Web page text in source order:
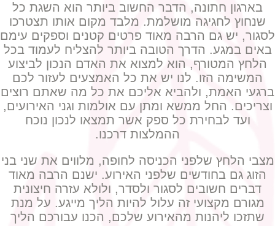
בארגון חתונה, הדבר החשוב ביותר הוא השגת כל
שנחוץ לחגיגה מושלמת. מלבד מקום אותו תצטרכו
לסגור, יש גם הרבה מאוד פרטים קטנים וספקים עימם
באים במגע. הדרך הטובה ביותר להצליח לעמוד בכל
הלחץ המטורף, הוא למצוא את האדם הנכון לביצוע
המשימה הזו. לנו יש את כל האמצעים לעזור לכם
ברגעי האמת, ולהביא אליכם את כל מה שאתם רוצים
וצריכים. החל ממשא ומתן עם אולמות וגני האירועים,
ועד לבחירת כל ספק אשר תמצאו לנכון נוכח
ההמלצות דרכנו.
מצבי הלחץ שלפני הכניסה לחופה, מלווים את שני בני
הזוג גם בחודשים שלפני האירוע. ישנם הרבה מאוד
דברים חשובים לסגור ולסדר, ולולא עזרה חיצונית
מגורם מקצועי זה עלול להיות הליך מייגע. על מנת
שתזכו ליהנות מהאירוע שלכם, הכנו עבורכם הליך